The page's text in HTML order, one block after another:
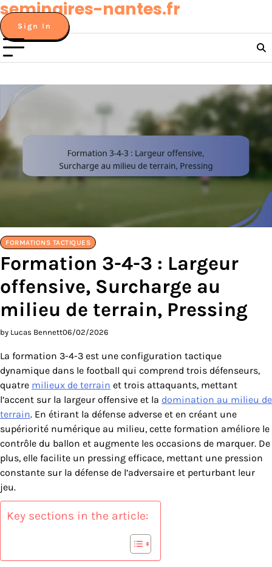
Skip
to
content
seminaires-nantes.fr
Sign In
FORMATIONS TACTIQUES
Formation 3-4-3 : Largeur
offensive, Surcharge au
milieu de terrain, Pressing
by Lucas Bennett06/02/2026
La formation 3-4-3 est une configuration tactique
dynamique dans le football qui comprend trois défenseurs,
quatre milieux de terrain et trois attaquants, mettant
l’accent sur la largeur offensive et la domination au milieu de
terrain. En étirant la défense adverse et en créant une
supériorité numérique au milieu, cette formation améliore le
contrôle du ballon et augmente les occasions de marquer. De
plus, elle facilite un pressing efficace, mettant une pression
constante sur la défense de l’adversaire et perturbant leur
jeu.
Key sections in the article: